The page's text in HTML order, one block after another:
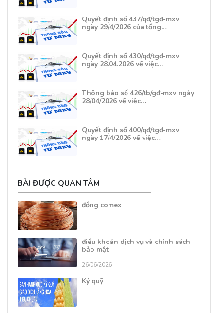
Quyết định số 437/qđ/tgđ-mxv
ngày 29/4/2026 của tổng…
Quyết định số 430/qđ/tgđ-mxv
ngày 28.04.2026 về việc…
Thông báo số 426/tb/gđ-mxv ngày
28/04/2026 về việc…
Quyết định số 400/qđ/tgđ-mxv
ngày 17/4/2026 về việc…
BÀI ĐƯỢC QUAN TÂM
đồng comex
điều khoản dịch vụ và chính sách
bảo mật
26/06/2026
Ký quỹ